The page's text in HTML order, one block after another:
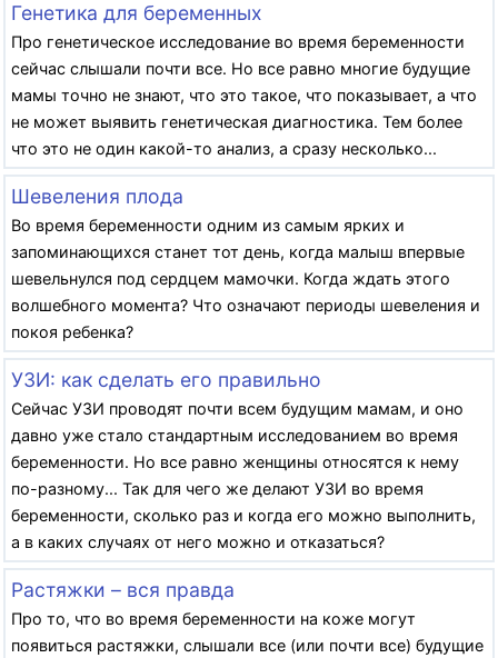
Генетика для беременных
Про генетическое исследование во время беременности
сейчас слышали почти все. Но все равно многие будущие
мамы точно не знают, что это такое, что показывает, а что
не может выявить генетическая диагностика. Тем более
что это не один какой-то анализ, а сразу несколько...
Шевеления плода
Во время беременности одним из самым ярких и
запоминающихся станет тот день, когда малыш впервые
шевельнулся под сердцем мамочки. Когда ждать этого
волшебного момента? Что означают периоды шевеления и
покоя ребенка?
УЗИ: как сделать его правильно
Сейчас УЗИ проводят почти всем будущим мамам, и оно
давно уже стало стандартным исследованием во время
беременности. Но все равно женщины относятся к нему
по-разному... Так для чего же делают УЗИ во время
беременности, сколько раз и когда его можно выполнить,
а в каких случаях от него можно и отказаться?
Растяжки – вся правда
Про то, что во время беременности на коже могут
появиться растяжки, слышали все (или почти все) будущие